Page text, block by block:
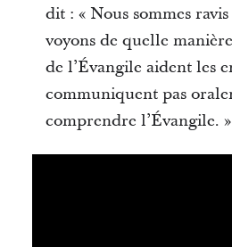
dit : « Nous sommes
voyons de quelle
de l’Évangile aident les
communiquent pas
comprendre l’Évangile. »